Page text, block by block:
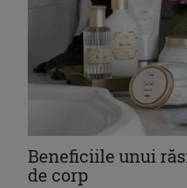
Beneficiile unui
de corp